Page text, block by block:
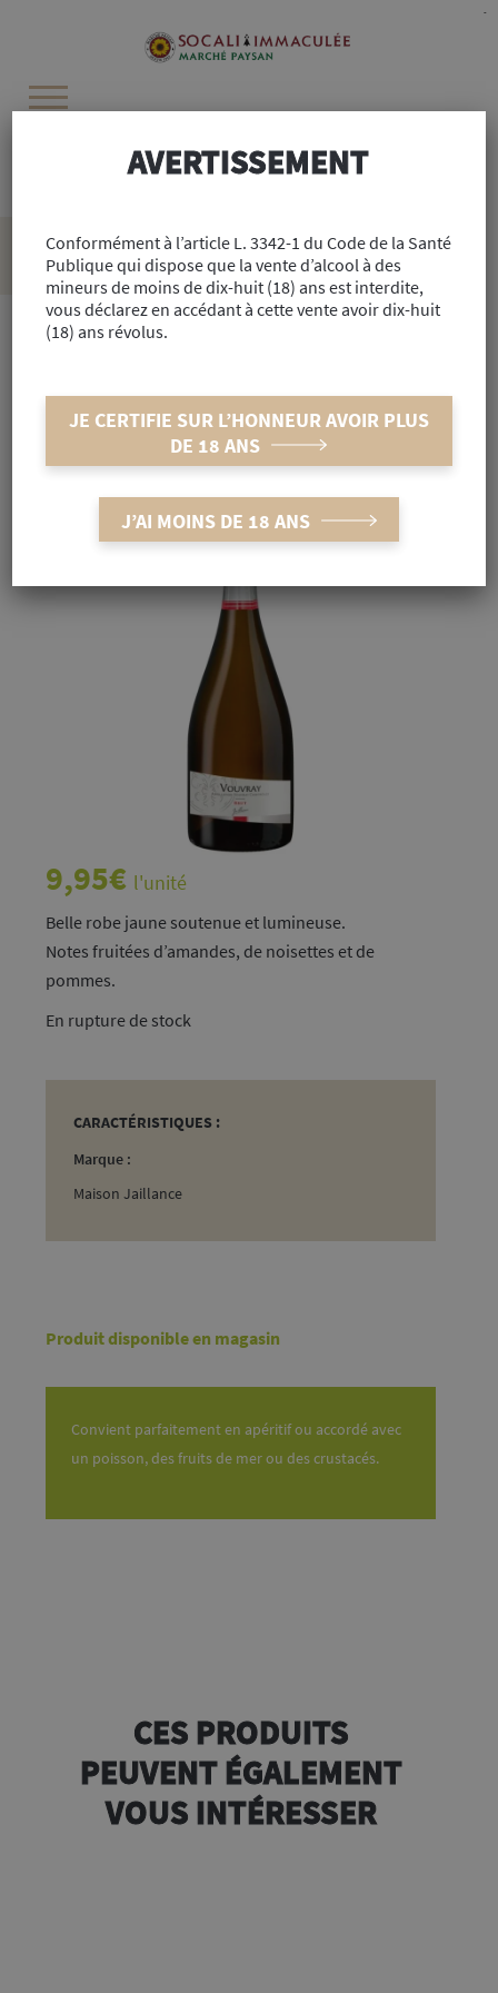
Accueil>Alimentaire>Cave> Vins de France>Vouvray AOC
Brut 75cl
Produit disponible en magasin
Convient parfaitement en apéritif ou accordé avec
un poisson, des fruits de mer ou des crustacés.
Vouvray AOC Brut 75cl
9,95€ l'unité
Belle robe jaune soutenue et lumineuse.
Notes fruitées d’amandes, de noisettes et de
pommes.
rupture de stock
CARACTÉRISTIQUES :
Marque :
Maison Jaillance
CES PRODUITS
PEUVENT ÉGALEMENT
VOUS INTÉRESSER
AVERTISSEMENT
Conformément à l’article L. 3342-1 du Code de la Santé
Publique qui dispose que la vente d’alcool à des
mineurs de moins de dix-huit (18) ans est interdite,
vous déclarez en accédant à cette vente avoir dix-huit
(18) ans révolus.
JE CERTIFIE SUR L’HONNEUR AVOIR PLUS
DE 18 ANS
J’AI MOINS DE 18 ANS
-